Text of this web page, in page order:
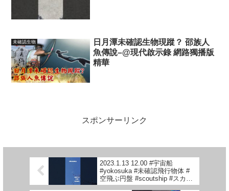
未確認生物
日月潭未確認生物現蹤？ 邵族人
魚傳說–@現代啟示錄 網路獨播版
精華
スポンサーリンク
2023.1.13 12.00 #宇宙船
#yokosuka #未確認飛行物体 #
空飛ぶ円盤 #scoutship #スカウ
トシップ #未確認機 #UFO